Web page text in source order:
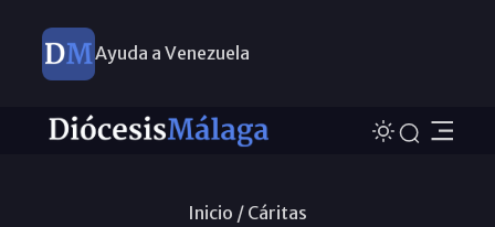
Ayuda a Venezuela
Inicio / Cáritas